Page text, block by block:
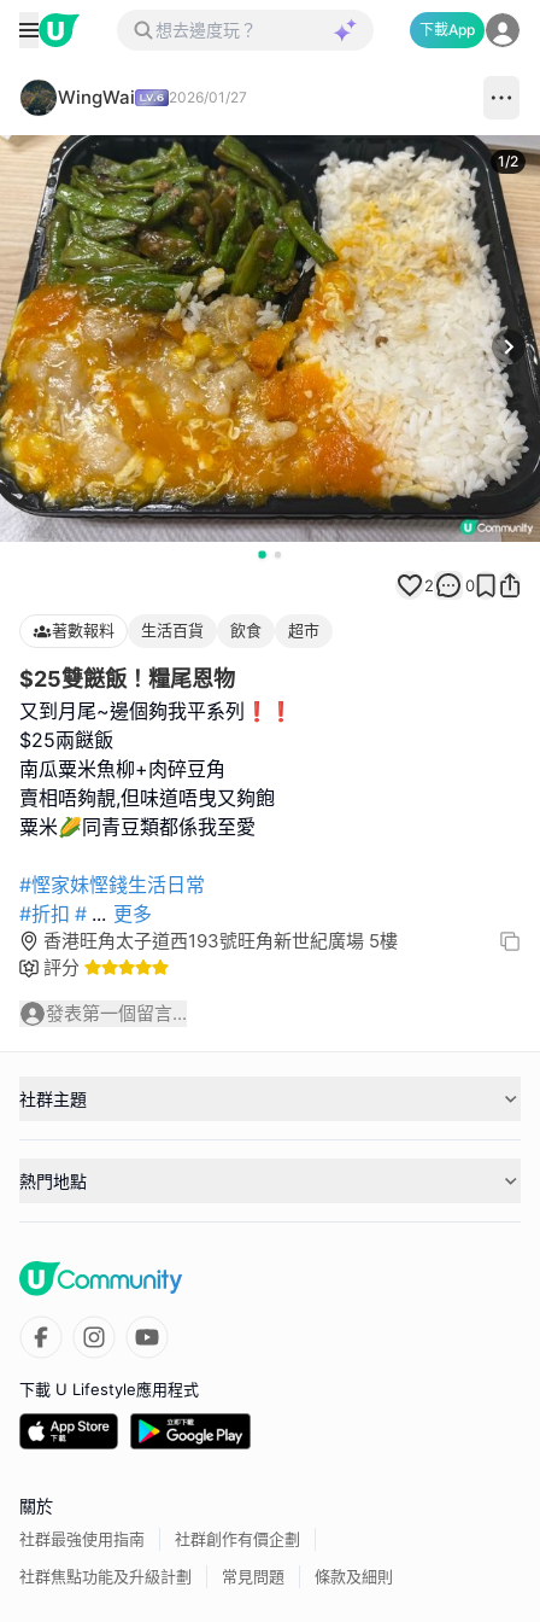
下載App
WingWai 2026/01/27
1/2
2 0
著數報料 生活百貨 飲食 超市
$25雙餸飯！糧尾恩物
又到月尾~邊個夠我平系列❗️❗️
$25兩餸飯
南瓜粟米魚柳+肉碎豆角
賣相唔夠靚,但味道唔曳又夠飽
粟米🌽同青豆類都係我至愛
#慳家妹慳錢生活日常
#折扣 # ... 更多
香港旺角太子道西193號旺角新世紀廣場 5樓
評分
發表第一個留言...
社群主題
熱門地點
下載 U Lifestyle應用程式
關於
社群最強使用指南
社群創作有價企劃
社群焦點功能及升級計劃
常見問題 條款及細則